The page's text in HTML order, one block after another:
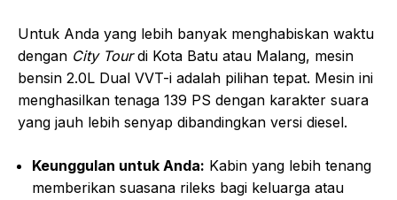
Untuk Anda yang lebih banyak menghabiskan waktu
dengan City Tourdi Kota Batu atau Malang, mesin
bensin 2.0L Dual VVT-i adalah pilihan tepat. Mesin ini
menghasilkan tenaga 139 PS dengan karakter suara
yang jauh lebih senyap dibandingkan versi diesel.
Keunggulan untuk Anda: Kabin yang lebih tenang
memberikan suasana rileks bagi keluarga atau